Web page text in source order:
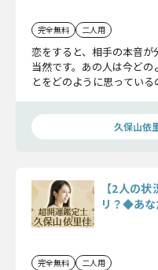
完全無料 二人用
恋をすると、相手の本音
当然です。あの人は今ど
とをどのように思ってい
久保山依
【2人の
リ？◆あな
完全無料 二人用